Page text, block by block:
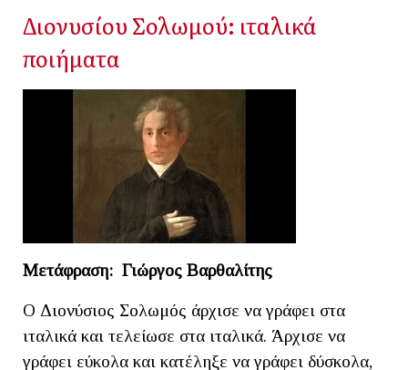
Διονυσίου Σολωμού: ιταλικά
ποιήματα
Μετάφραση: Γιώργος Βαρθαλίτης
Ο Διονύσιος Σολωμός άρχισε να γράφει στα
ιταλικά και τελείωσε στα ιταλικά. Άρχισε να
γράφει εύκολα και κατέληξε να γράφει δύσκολα,